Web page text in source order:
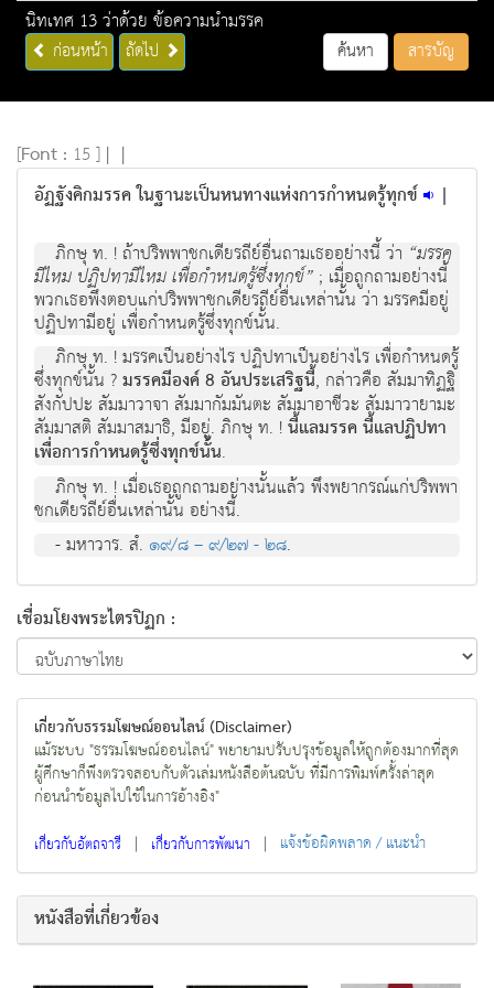
นิทเทศ 13 ว่าด้วย ข้อความนำมรรค
ก่อนหน้า ถัดไป ค้นหา สารบัญ
[Font : 15 ] | |
อัฏฐังคิกมรรค ในฐานะเป็นหนทางแห่งการกำหนดรู้ทุกข์ |
ภิกษุ ท. ! ถ้าปริพพาชกเดียรถีย์อื่นถามเธออย่างนี้ ว่า “มรรค
มีไหม ปฏิปทามีไหม เพื่อกำหนดรู้ซึ่งทุกข์” ; เมื่อถูกถามอย่างนี้
พวกเธอพึงตอบแก่ปริพพาชกเดียรถีย์อื่นเหล่านั้น ว่า มรรคมีอยู่
ปฏิปทามีอยู่ เพื่อกำหนดรู้ซึ่งทุกข์นั้น.
ภิกษุ ท. ! มรรคเป็นอย่างไร ปฏิปทาเป็นอย่างไร เพื่อกำหนดรู้
ซึ่งทุกข์นั้น ?มรรคมีองค์ 8 อันประเสริฐนี้, กล่าวคือ สัมมาทิฏฐิ
สังกัปปะ สัมมาวาจา สัมมากัมมันตะ สัมมาอาชีวะ สัมมาวายามะ
สัมมาสติ สัมมาสมาธิ, มีอยู่. ภิกษุ ท. !นี้แลมรรค นี้แลปฏิปทา
เพื่อการกำหนดรู้ซึ่งทุกข์นั้น.
ภิกษุ ท. ! เมื่อเธอถูกถามอย่างนั้นแล้ว พึงพยากรณ์แก่ปริพพา
ชกเดียรถีย์อื่นเหล่านั้น อย่างนี้.
- มหาวาร. สํ.๑๙/๘ – ๙/๒๗ - ๒๘.
เชื่อมโยงพระไตรปิฏก :
เกี่ยวกับธรรมโฆษณ์ออนไลน์ (Disclaimer)
แม้ระบบ "ธรรมโฆษณ์ออนไลน์" พยายามปรับปรุงข้อมูลให้ถูกต้องมากที่สุด
ผู้ศึกษาก็พึงตรวจสอบกับตัวเล่มหนังสือต้นฉบับ ที่มีการพิมพ์ครั้งล่าสุด
ก่อนนำข้อมูลไปใช้ในการอ้างอิง"
เกี่ยวกับอัตถจารี | เกี่ยวกับการพัฒนา | แจ้งข้อผิดพลาด / แนะนำ
หนังสือที่เกี่ยวข้อง